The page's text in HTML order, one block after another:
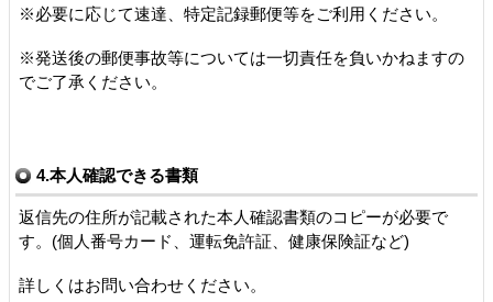
※必要に応じて速達、特定記録郵便等をご利用ください。
※発送後の郵便事故等については一切責任を負いかねますの
でご了承ください。
4.本人確認できる書類
返信先の住所が記載された本人確認書類のコピーが必要で
す。(個人番号カード、運転免許証、健康保険証など)
詳しくはお問い合わせください。